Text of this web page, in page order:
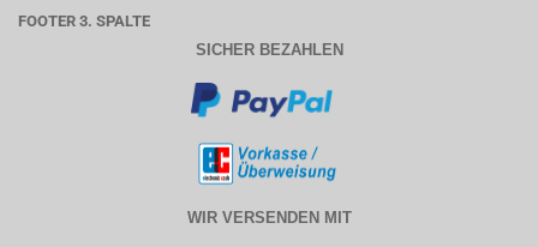
FOOTER 3. SPALTE
SICHER BEZAHLEN
WIR VERSENDEN MIT